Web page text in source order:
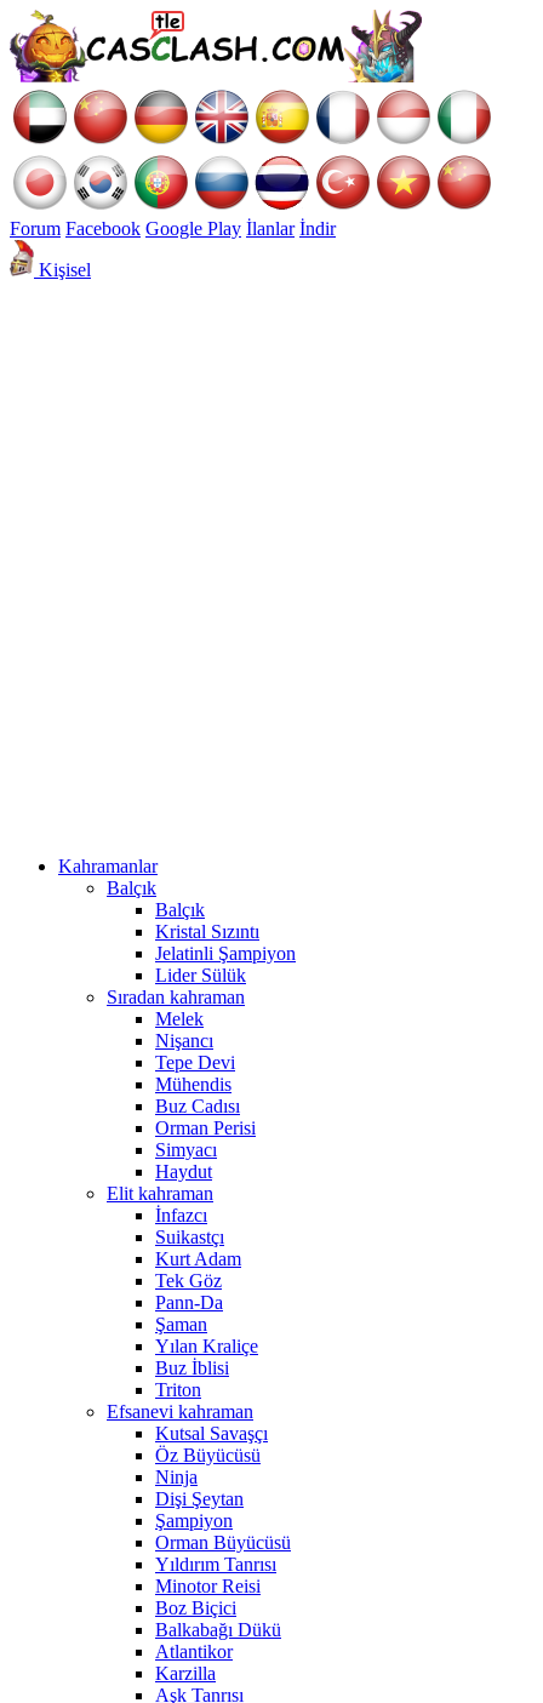
Forum Facebook Google Play İlanlar İndir
Kişisel
Kahramanlar
Balçık
Balçık
Kristal Sızıntı
Jelatinli Şampiyon
Lider Sülük
Sıradan kahraman
Melek
Nişancı
Tepe Devi
Mühendis
Buz Cadısı
Orman Perisi
Simyacı
Haydut
Elit kahraman
İnfazcı
Suikastçı
Kurt Adam
Tek Göz
Pann-Da
Şaman
Yılan Kraliçe
Buz İblisi
Triton
Efsanevi kahraman
Kutsal Savaşçı
Öz Büyücüsü
Ninja
Dişi Şeytan
Şampiyon
Orman Büyücüsü
Yıldırım Tanrısı
Minotor Reisi
Boz Biçici
Balkabağı Dükü
Atlantikor
Karzilla
Aşk Tanrısı